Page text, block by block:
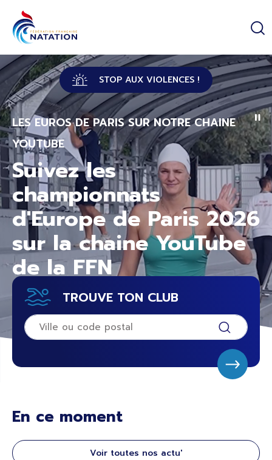
Passer au contenu principal
STOP AUX VIOLENCES !
LES EUROS DE PARIS SUR NOTRE CHAINE
YOUTUBE
Suivez les
championnats
d'Europe de Paris 2026
sur la chaine YouTube
de la FFN
TROUVE TON CLUB
En ce moment
Voir toutes nos actu'
Panneau de gestion des cookies